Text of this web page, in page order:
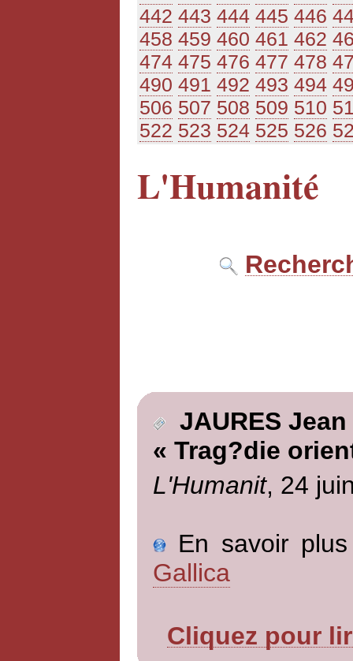
442 443 444 445 446
458 459 460 461 462
474 475 476 477 478
490 491 492 493 494
506 507 508 509 510
522 523 524 525 526
L'Humanité
JAURES Jean
« Trag?die
L'Humanit, 24
En savoir
Gallica
Cliquez pour